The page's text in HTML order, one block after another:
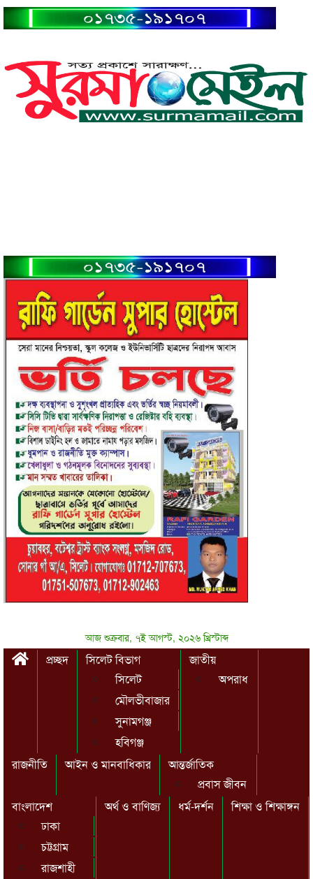
আজ শুক্রবার, ৭ই আগস্ট, ২০২৬ খ্রিস্টাব্দ
প্রচ্ছদ
সিলেট বিভাগ
সিলেট
মৌলভীবাজার
সুনামগঞ্জ
হবিগঞ্জ
জাতীয়
অপরাধ
রাজনীতি আইন ও মানবাধিকার
আন্তর্জাতিক
প্রবাস জীবন
বাংলাদেশ
ঢাকা
চট্টগ্রাম
রাজশাহী
অর্থ ও বাণিজ্য ধর্ম-দর্শন শিক্ষা ও শিক্ষাঙ্গন